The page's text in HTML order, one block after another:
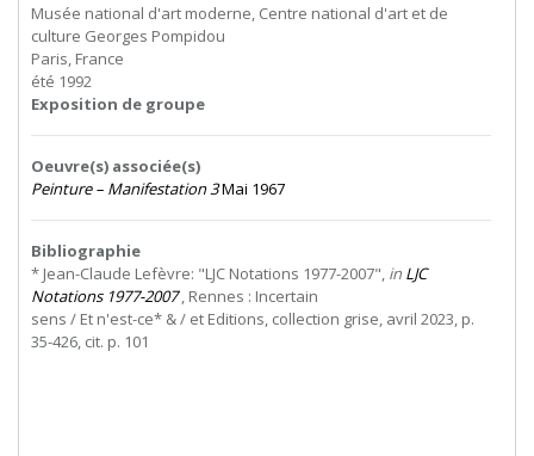
Musée national d'art moderne, Centre national d'art et de
culture Georges Pompidou
Paris, France
été 1992
Exposition de groupe
Oeuvre(s) associée(s)
Peinture – Manifestation 3Mai 1967
Bibliographie
* Jean-Claude Lefèvre: "LJC Notations 1977-2007", in LJC
Notations 1977-2007 Rennes : Incertain
sens / Et n'est-ce* & / et Editions, collection grise, avril 2023, p.
35-426, cit. p. 101